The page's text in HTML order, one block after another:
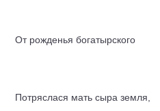
От рожденья богатырского
Потряслася мать сыра земля,